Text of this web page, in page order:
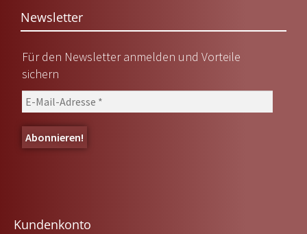
Newsletter
Für den Newsletter anmelden und Vorteile
sichern
Kundenkonto